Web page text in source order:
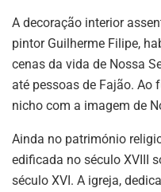
A decoração interior
pintor Guilherme Filipe,
cenas da vida de Nossa
até pessoas de Fajão. Ao
nicho com a imagem de
Ainda no património
edificada no século XVIII
século XVI. A igreja,